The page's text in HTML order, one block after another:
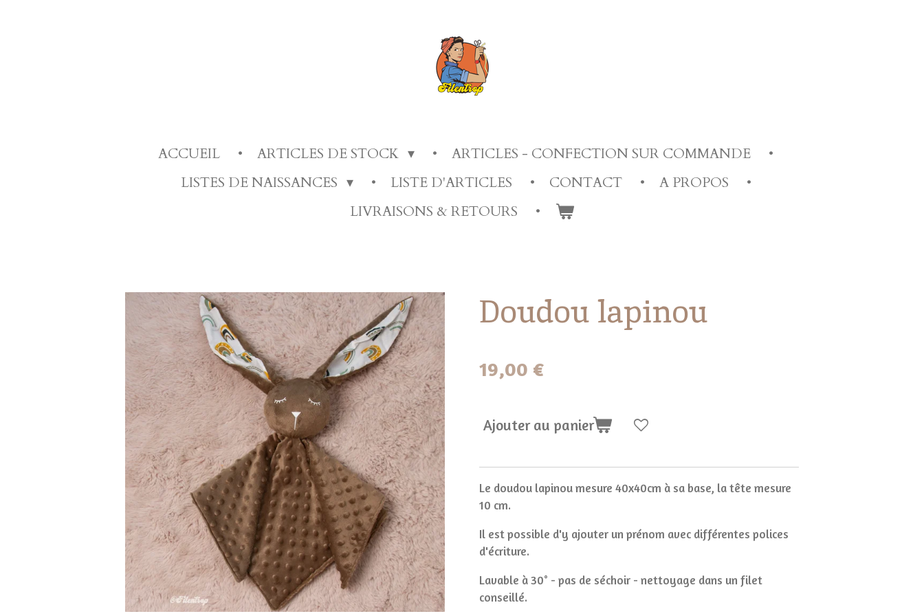
ACCUEIL ARTICLES DE STOCK
ARTICLES - CONFECTION SUR COMMANDE
LISTES DE NAISSANCES
LISTE D'ARTICLES CONTACT
A PROPOS
LIVRAISONS & RETOURS
Doudou lapinou
19,00 €
Ajouter au panier
Le doudou lapinou mesure 40x40cm à sa base, la tête mesure
10 cm.
Il est possible d'y ajouter un prénom avec différentes polices
d'écriture.
Lavable à 30° - pas de séchoir - nettoyage dans un filet
conseillé.